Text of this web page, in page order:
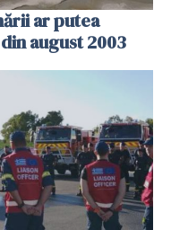
ar putea
august 2003